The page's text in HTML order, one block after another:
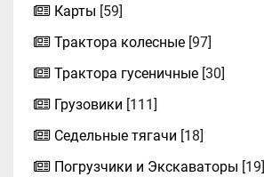
Карты [59]
Трактора колесные [97]
Трактора гусеничные [30]
Грузовики [111]
Седельные тягачи [18]
Погрузчики и Экскаваторы [19]